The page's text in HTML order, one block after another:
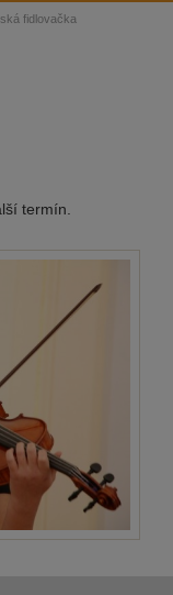
fidlovačka
termín.